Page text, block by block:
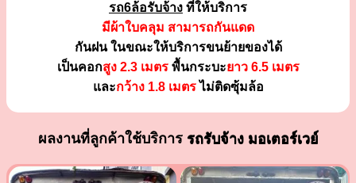
รถ6ล้อรับจ้าง ที่ให้บริการ
มีผ้าใบคลุม สามารถกันแดด
กันฝน ในขณะให้บริการขนย้ายของได้
เป็นคอกสูง 2.3 เมตรพื้นกระบะยาว 6.5 เมตร
และกว้าง 1.8 เมตรไม่ติดซุ้มล้อ
ผลงานที่ลูกค้าใช้บริการ รถรับจ้าง มอเตอร์เวย์